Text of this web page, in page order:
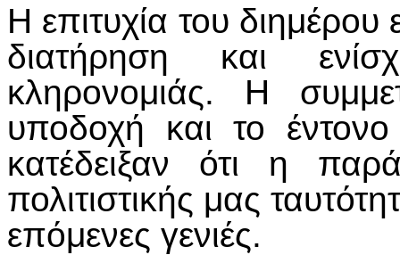
Η επιτυχία του
διατήρηση και
κληρονομιάς. Η
υποδοχή και το
κατέδειξαν ότι η
πολιτιστικής μας
επόμενες γενιές.